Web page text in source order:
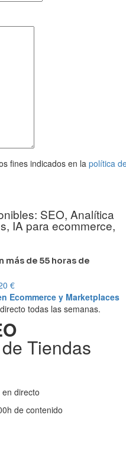
fines indicados en la política
SEO, Analítica
IA para ecommerce,
más de 55 horas de
€
Ecommerce y Marketplaces
todas las semanas.
Tiendas
directo
de contenido